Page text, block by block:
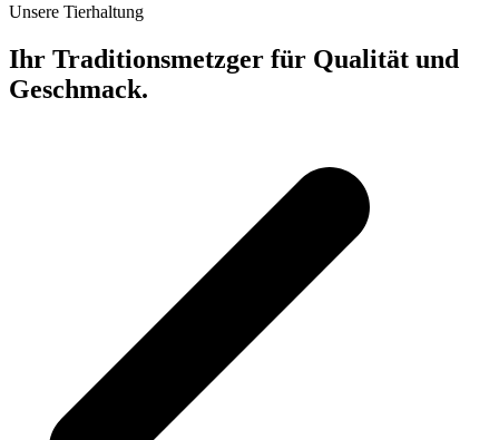
Unsere Tierhaltung
Ihr Traditionsmetzger für Qualität und
Geschmack.